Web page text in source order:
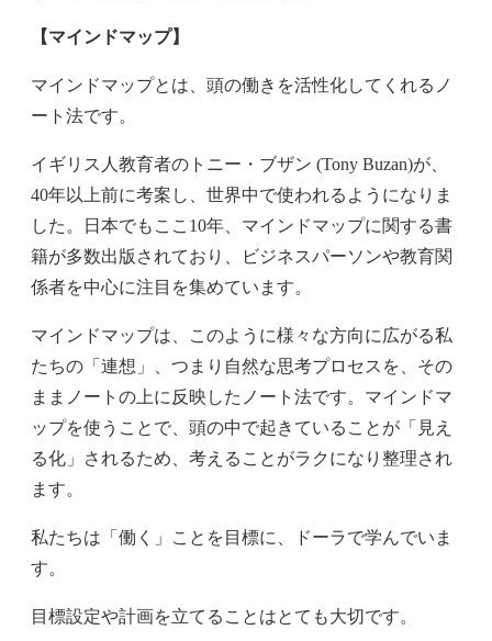
【マインドマップ】
マインドマップとは、頭の働きを活性化してくれるノ
ート法です。
イギリス人教育者のトニー・ブザン (Tony Buzan)が、
40年以上前に考案し、世界中で使われるようになりま
した。日本でもここ10年、マインドマップに関する書
籍が多数出版されており、ビジネスパーソンや教育関
係者を中心に注目を集めています。
マインドマップは、このように様々な方向に広がる私
たちの「連想」、つまり自然な思考プロセスを、その
ままノートの上に反映したノート法です。マインドマ
ップを使うことで、頭の中で起きていることが「見え
る化」されるため、考えることがラクになり整理され
ます。
私たちは「働く」ことを目標に、ドーラで学んでいま
す。
目標設定や計画を立てることはとても大切です。